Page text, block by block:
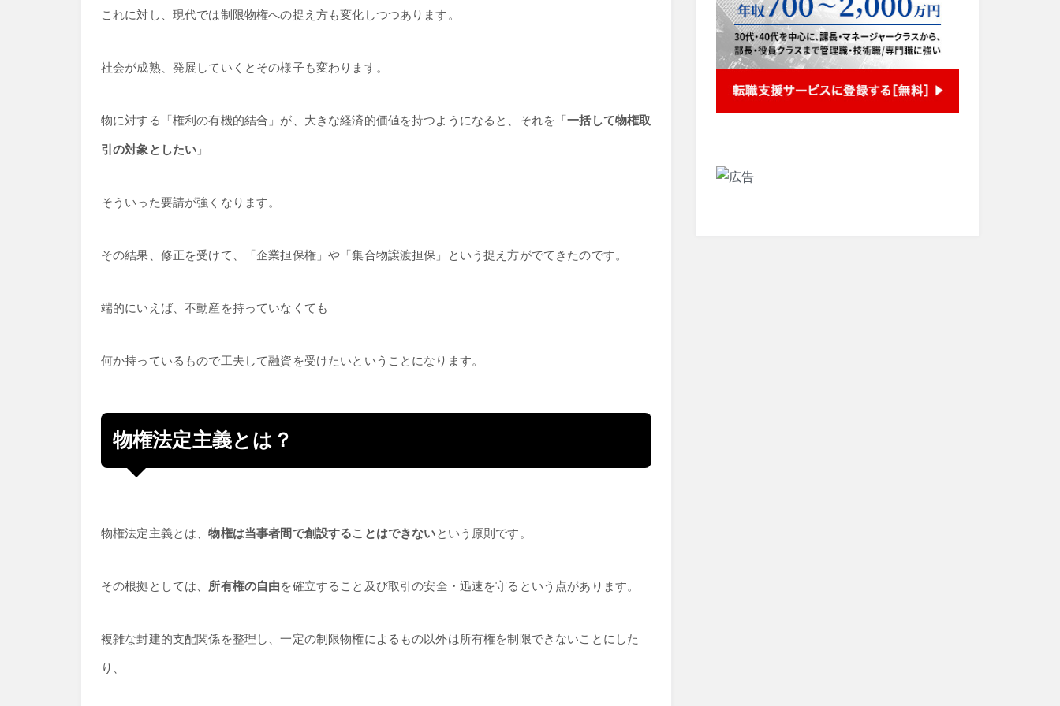
これに対し、現代では制限物権への捉え方も変化しつつあります。
社会が成熟、発展していくとその様子も変わります。
物に対する「権利の有機的結合」が、大きな経済的価値を持つようになると、それを「一括して物権取
引の対象としたい 」
そういった要請が強くなります。
その結果、修正を受けて、「企業担保権」や「集合物譲渡担保」という捉え方がでてきたのです。
端的にいえば、不動産を持っていなくても
何か持っているもので工夫して融資を受けたいということになります。
物権法定主義とは？
物権法定主義とは、物権は当事者間で創設することはできないという原則です。
その根拠としては、 所有権の自由を確立すること及び取引の安全・迅速を守るという点があります。
複雑な封建的支配関係を整理し、一定の制限物権によるもの以外は所有権を制限できないことにした
り、